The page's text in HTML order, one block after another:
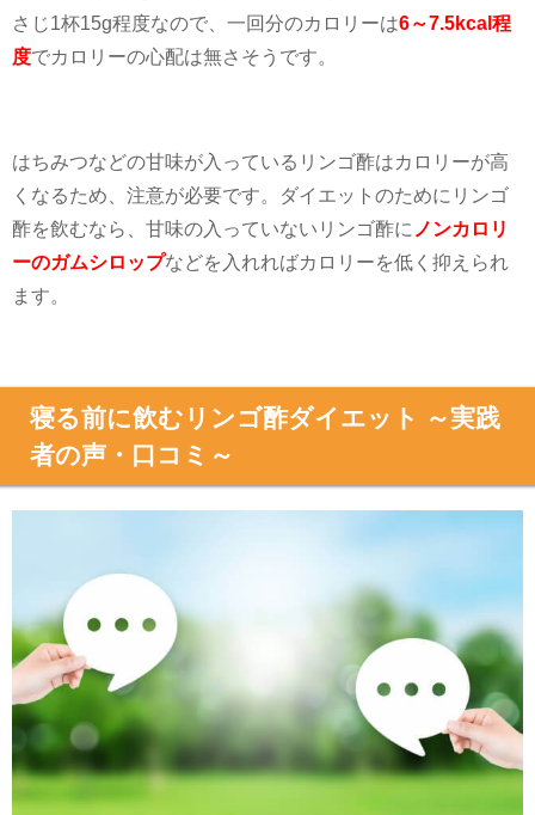
さじ 1 杯15g程度なので、一回分のカロリーは6～7.5kcal程
度でカロリーの心配は無さそうです。
はちみつなどの甘味が入っているリンゴ酢はカロリーが高
くなるため、注意が必要です。ダイエットのためにリンゴ
酢を飲むなら、甘味の入っていないリンゴ酢に ノンカロリ
ーのガムシロップなどを入れればカロリーを低く抑えられ
ます。
寝る前に飲むリンゴ酢ダイエット ～実践
者の声・口コミ～